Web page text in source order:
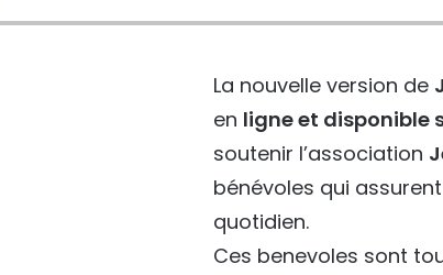
La nouvelle version de
en ligne et disponible
soutenir l’association
bénévoles qui
quotidien.
Ces benevoles sont